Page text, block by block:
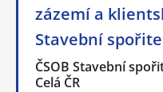
zázemí a
Stavební
ČSOB Stavební
Celá ČR